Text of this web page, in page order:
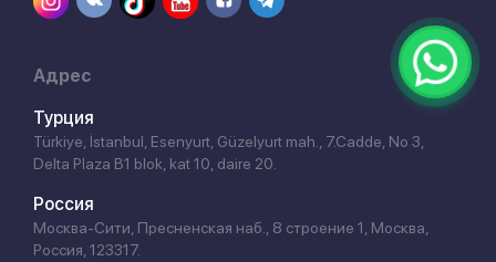
Адрес
Турция
Türkiye, İstanbul, Esenyurt, Güzelyurt mah., 7.Cadde, No 3,
Delta Plaza B1 blok, kat 10, daire 20.
Россия
Москва-Сити, Пресненская наб., 8 строение 1, Москва,
Россия, 123317.